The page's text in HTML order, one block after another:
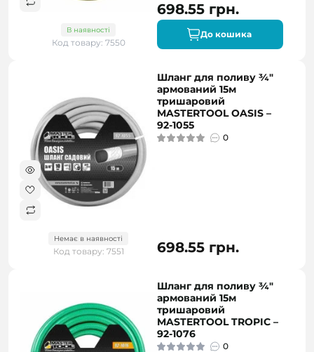
В наявності
Код товару: 7550
698.55 грн.
До кошика
Немає в наявності
Код товару: 7551
Шланг для поливу ¾"
армований 15м
тришаровий
MASTERTOOL OASIS –
92-1055
0
698.55 грн.
Шланг для поливу ¾"
армований 15м
тришаровий
MASTERTOOL TROPIC –
92-1076
0